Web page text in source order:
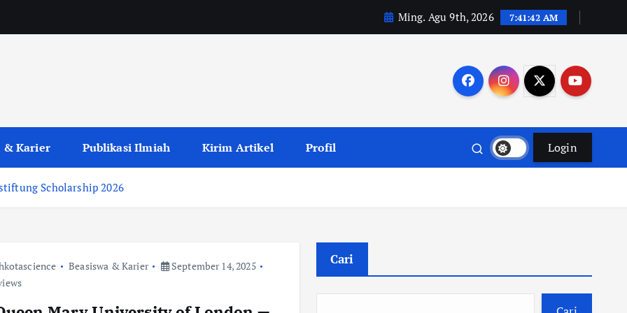
Ming. Agu 9th, 2026 7:41:43 AM
& Karier Publikasi Ilmiah Kirim Artikel Profil Login
Scholarship 2026
Beasiswa & Karier
September 14, 2025
Cari